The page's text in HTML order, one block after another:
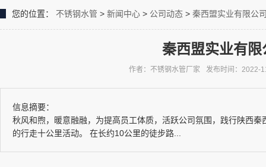
您的位置： 不锈钢水管 > 新闻中心 > 公司动态 > 秦西盟实业有限公
秦西盟实业有
作者：不锈钢水管厂家 发布时间：2022-
信息摘要：
秋风和煦，暖意融融，为提高员工体质，活跃公司氛围，践行陕西
的行走十公里活动。 在长约10公里的徒步路...